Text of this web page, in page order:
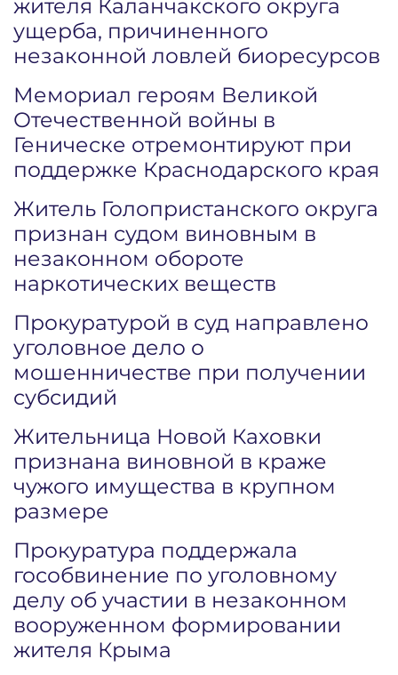
жителя Каланчакского округа
ущерба, причиненного
незаконной ловлей биоресурсов
Мемориал героям Великой
Отечественной войны в
Геническе отремонтируют при
поддержке Краснодарского края
Житель Голопристанского округа
признан судом виновным в
незаконном обороте
наркотических веществ
Прокуратурой в суд направлено
уголовное дело о
мошенничестве при получении
субсидий
Жительница Новой Каховки
признана виновной в краже
чужого имущества в крупном
размере
Прокуратура поддержала
гособвинение по уголовному
делу об участии в незаконном
вооруженном формировании
жителя Крыма